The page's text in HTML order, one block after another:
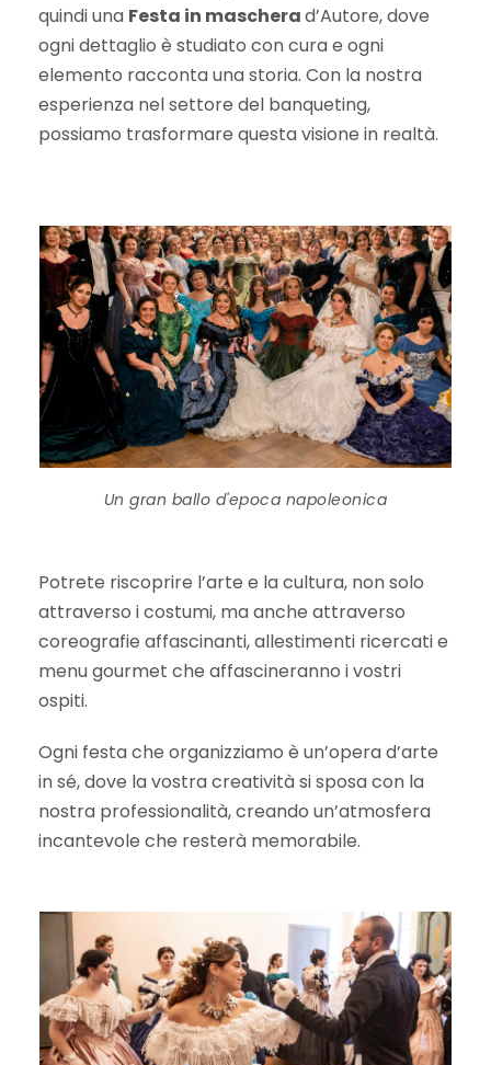
quindi una Festa in mascherad’Autore, dove
ogni dettaglio è studiato con cura e ogni
elemento racconta una storia. Con la nostra
esperienza nel settore del banqueting,
possiamo trasformare questa visione in realtà.
Un gran ballo d'epoca napoleonica
Potrete riscoprire l’arte e la cultura, non solo
attraverso i costumi, ma anche attraverso
coreografie affascinanti, allestimenti ricercati e
menu gourmet che affascineranno i vostri
ospiti.
Ogni festa che organizziamo è un’opera d’arte
in sé, dove la vostra creatività si sposa con la
nostra professionalità, creando un’atmosfera
incantevole che resterà memorabile.